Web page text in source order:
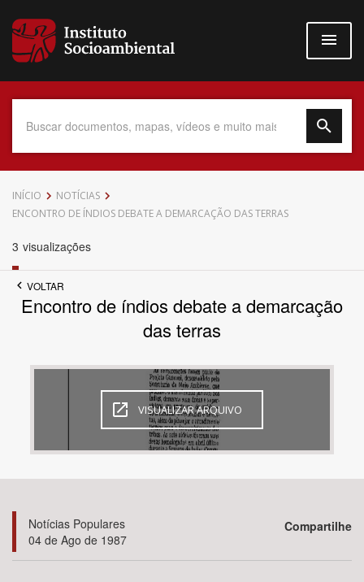
para
conteúdo
Data do Documento
Até
Área de Levantamento
INÍCIO
NOTÍCIAS
ENCONTRO DE ÍNDIOS DEBATE A DEMARCAÇÃO DAS TERRAS
3 visualizações
VOLTAR
Encontro de índios debate a demarcação
das terras
VISUALIZAR ARQUIVO
Notícias Populares
04 de Ago de 1987
Compartilhe